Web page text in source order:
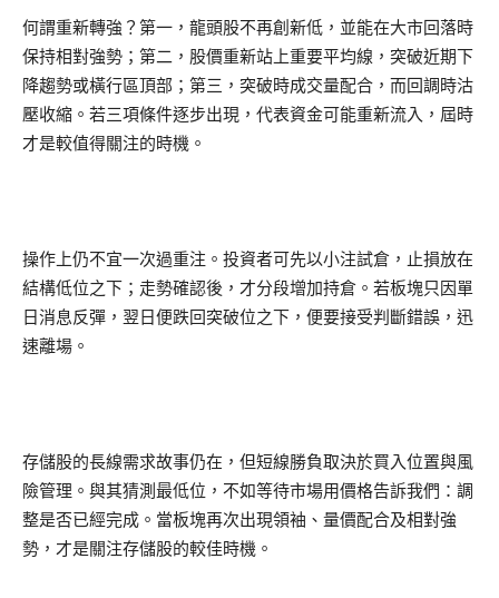
何謂重新轉強？第一，龍頭股不再創新低，並能在大市回落時
保持相對強勢；第二，股價重新站上重要平均線，突破近期下
降趨勢或橫行區頂部；第三，突破時成交量配合，而回調時沽
壓收縮。若三項條件逐步出現，代表資金可能重新流入，屆時
才是較值得關注的時機。
操作上仍不宜一次過重注。投資者可先以小注試倉，止損放在
結構低位之下；走勢確認後，才分段增加持倉。若板塊只因單
日消息反彈，翌日便跌回突破位之下，便要接受判斷錯誤，迅
速離場。
存儲股的長線需求故事仍在，但短線勝負取決於買入位置與風
險管理。與其猜測最低位，不如等待市場用價格告訴我們：調
整是否已經完成。當板塊再次出現領袖、量價配合及相對強
勢，才是關注存儲股的較佳時機。